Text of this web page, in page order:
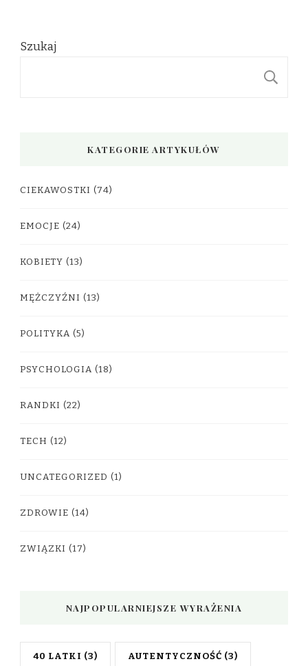
Szukaj
KATEGORIE ARTYKUŁÓW
CIEKAWOSTKI (74)
EMOCJE (24)
KOBIETY (13)
MĘŻCZYŹNI (13)
POLITYKA (5)
PSYCHOLOGIA (18)
RANDKI (22)
TECH (12)
UNCATEGORIZED (1)
ZDROWIE (14)
ZWIĄZKI (17)
NAJPOPULARNIEJSZE WYRAŻENIA
40 LATKI (3) AUTENTYCZNOŚĆ (3)